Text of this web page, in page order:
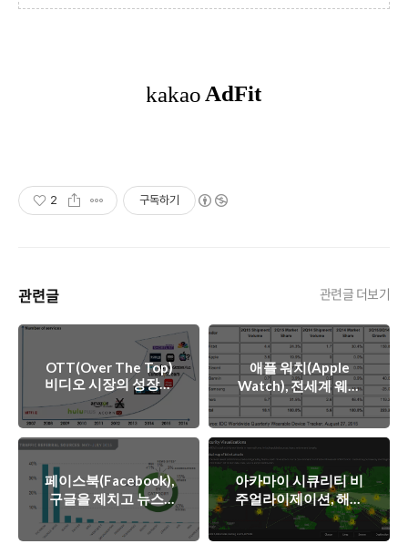
2 구독하기
관련글 관련글 더보기
OTT(Over The Top)
비디오 시장의 성장과
컨텐츠 전송 네트워크
에 대한 고찰
애플 워치(Apple
Watch), 전세계 웨어
러블 마켓 시장점유율
2위 등극
페이스북(Facebook),
구글을 제치고 뉴스/
미디어 최대 공유 채
널로 등극
아카마이 시큐리티 비
주얼라이제이션, 해커
들의 공격 패턴과 근
원지를 한눈에!